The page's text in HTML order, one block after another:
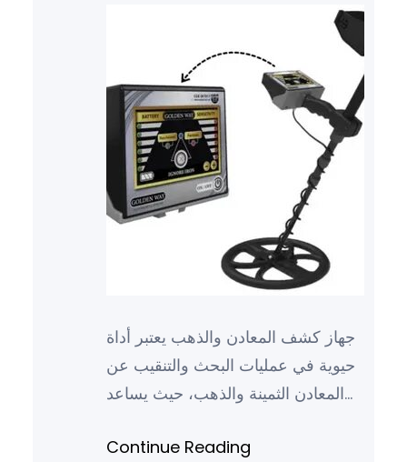
جهاز كشف المعادن والذهب يعتبر أداة
حيوية في عمليات البحث والتنقيب عن
المعادن الثمينة والذهب، حيث يساعد
البحث وتحديد مواق…
Continue Reading